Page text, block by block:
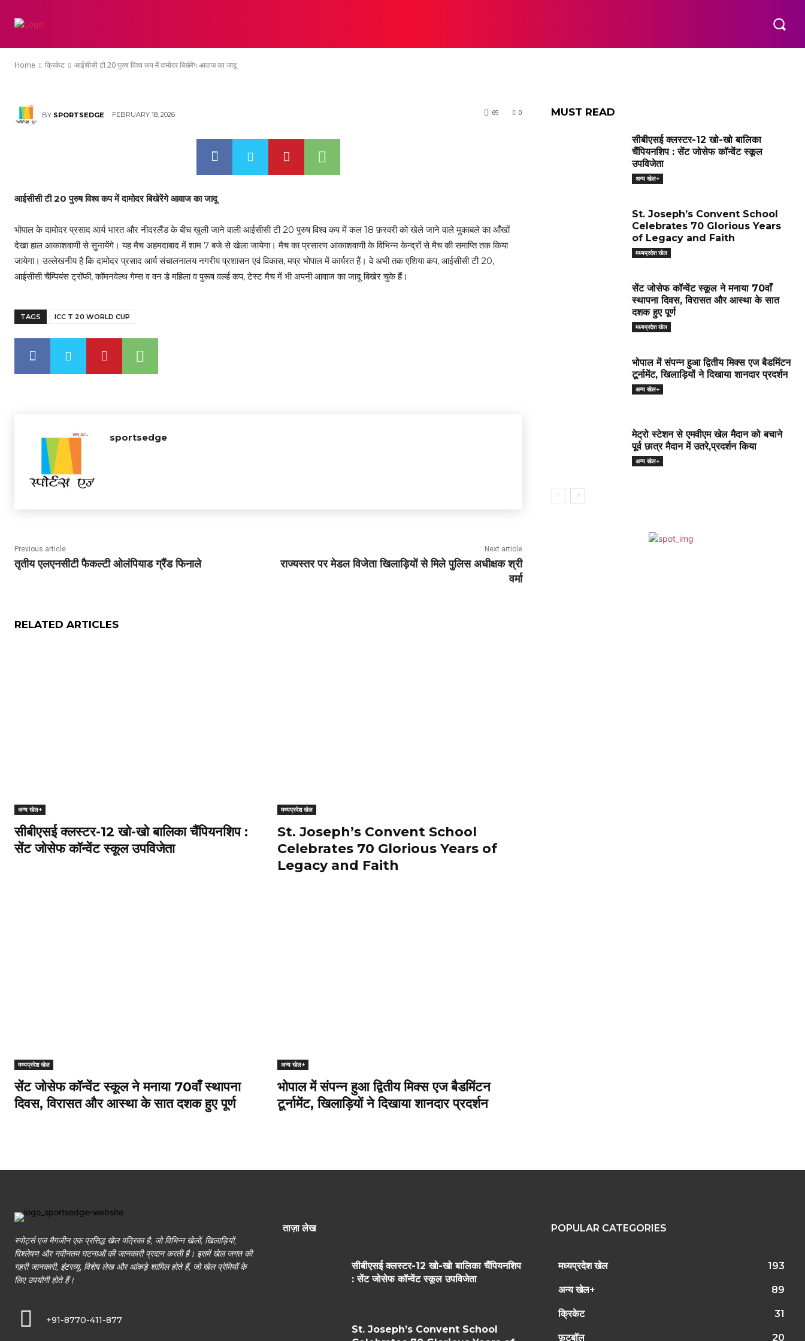
Home क्रिकेट आईसीसी टी 20 पुरुष विश्व कप में दामोदर बिखेरेंगे आवाज का जादू
आवाज का जादू
BY SPORTSEDGE FEBRUARY 18, 2026 0
69
आईसीसी टी 20 पुरुष विश्व कप में दामोदर बिखेरेंगे आवाज का जादू
भोपाल के दामोदर प्रसाद आर्य भारत और नीदरलैंड के बीच खुली जाने वाली आईसीसी टी 20 पुरुष विश्व कप में कल 18 फ़रवरी को खेले जाने वाले मुकाबले का आँखों
देखा हाल आकाशवाणी से सुनायेंगे। यह मैच अहमदाबाद में शाम 7 बजे से खेला जायेगा। मैच का प्रसारण आकाशवाणी के विभिन्न केन्द्रों से मैच की समाप्ति तक किया
जायेगा। उल्लेखनीय है कि दामोदर प्रसाद आर्य संचालनालय नगरीय प्रशासन एवं विकास, मप्र भोपाल में कार्यरत हैं। वे अभी तक एशिया कप, आईसीसी टी 20,
आईसीसी चैम्पियंस ट्रॉफी, कॉमनवेल्थ गेम्स व वन डे महिला व पुरूष वर्ल्ड कप, टेस्ट मैच में भी अपनी आवाज का जादू बिखेर चुके हैं।
TAGS ICC T 20 WORLD CUP
sportsedge
Previous article
तृतीय एलएनसीटी फैकल्टी ओलंपियाड ग्रैंड फिनाले
Next article
राज्यस्तर पर मेडल विजेता खिलाड़ियों से मिले पुलिस अधीक्षक श्री
वर्मा
RELATED ARTICLES
अन्य खेल+
सीबीएसई क्लस्टर-12 खो-खो बालिका चैंपियनशिप :
सेंट जोसेफ कॉन्वेंट स्कूल उपविजेता
मध्यप्रदेश खेल
St. Joseph’s Convent School
Celebrates 70 Glorious Years of
Legacy and Faith
मध्यप्रदेश खेल
सेंट जोसेफ कॉन्वेंट स्कूल ने मनाया 70वाँ स्थापना
दिवस, विरासत और आस्था के सात दशक हुए पूर्ण
अन्य खेल+
भोपाल में संपन्न हुआ द्वितीय मिक्स एज बैडमिंटन
टूर्नामेंट, खिलाड़ियों ने दिखाया शानदार प्रदर्शन
MUST READ
सीबीएसई क्लस्टर-12 खो-खो बालिका
चैंपियनशिप : सेंट जोसेफ कॉन्वेंट स्कूल
उपविजेता
अन्य खेल+
St. Joseph’s Convent School
Celebrates 70 Glorious Years
of Legacy and Faith
मध्यप्रदेश खेल
सेंट जोसेफ कॉन्वेंट स्कूल ने मनाया 70वाँ
स्थापना दिवस, विरासत और आस्था के सात
दशक हुए पूर्ण
मध्यप्रदेश खेल
भोपाल में संपन्न हुआ द्वितीय मिक्स एज बैडमिंटन
टूर्नामेंट, खिलाड़ियों ने दिखाया शानदार प्रदर्शन
अन्य खेल+
मेट्रो स्टेशन से एमवीएम खेल मैदान को बचाने
पूर्व छात्र मैदान में उतरे,प्रदर्शन किया
अन्य खेल+
स्पोर्ट्स एज मैगजीन एक प्रसिद्ध खेल पत्रिका है, जो विभिन्न खेलों, खिलाड़ियों,
विश्लेषण और नवीनतम घटनाओं की जानकारी प्रदान करती है। इसमें खेल जगत की
गहरी जानकारी, इंटरव्यू, विशेष लेख और आंकड़े शामिल होते हैं, जो खेल प्रेमियों के
लिए उपयोगी होते हैं।
+91-8770-411-877
ताज़ा लेख
सीबीएसई क्लस्टर-12 खो-खो बालिका चैंपियनशिप
: सेंट जोसेफ कॉन्वेंट स्कूल उपविजेता
St. Joseph’s Convent School
POPULAR CATEGORIES
मध्यप्रदेश खेल 193
अन्य खेल+ 89
क्रिकेट 31
फ़ुटबॉल 20